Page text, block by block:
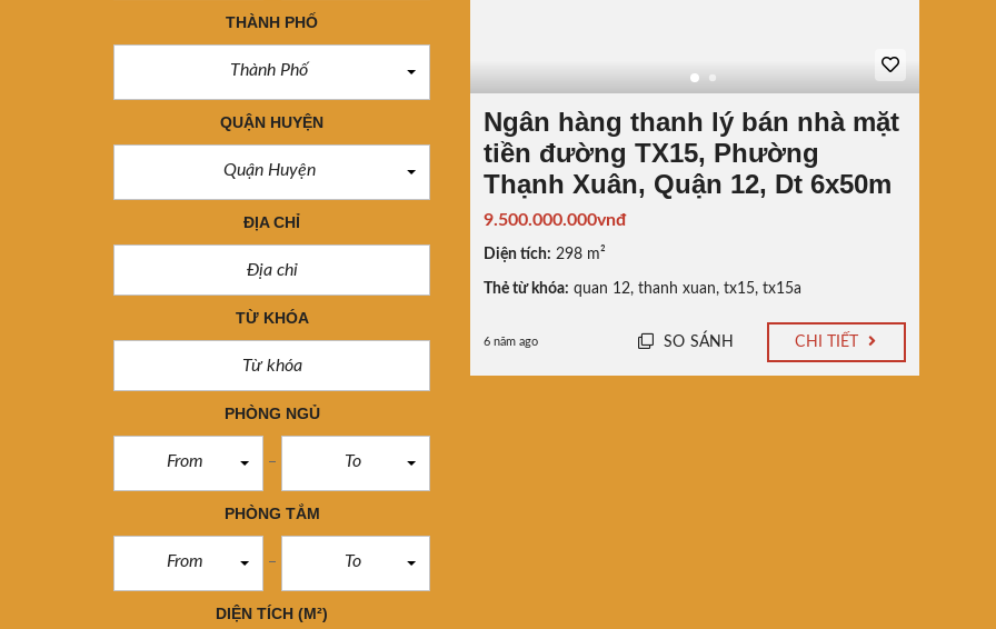
THÀNH PHỐ
Thành Phố
QUẬN HUYỆN
Quận Huyện
ĐỊA CHỈ
TỪ KHÓA
PHÒNG NGỦ
From To
PHÒNG TẮM
From To
DIỆN TÍCH (M²)
Ngân hàng thanh lý bán nhà mặt
tiền đường TX15, Phường
Thạnh Xuân, Quận 12, Dt 6x50m
9.500.000.000vnđ
Diện tích: 298 m²
Thẻ từ khóa: quan 12, thanh xuan, tx15, tx15a
6 năm ago SO SÁNH CHI TIẾT